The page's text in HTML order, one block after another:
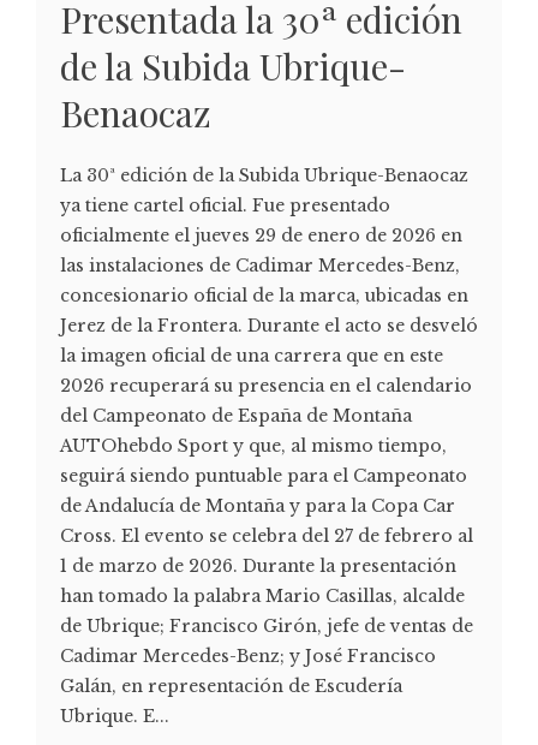
Presentada la 30ª edición
de la Subida Ubrique-
Benaocaz
La 30ª edición de la Subida Ubrique-Benaocaz
ya tiene cartel oficial. Fue presentado
oficialmente el jueves 29 de enero de 2026 en
las instalaciones de Cadimar Mercedes-Benz,
concesionario oficial de la marca, ubicadas en
Jerez de la Frontera. Durante el acto se desveló
la imagen oficial de una carrera que en este
2026 recuperará su presencia en el calendario
del Campeonato de España de Montaña
AUTOhebdo Sport y que, al mismo tiempo,
seguirá siendo puntuable para el Campeonato
de Andalucía de Montaña y para la Copa Car
Cross. El evento se celebra del 27 de febrero al
1 de marzo de 2026. Durante la presentación
han tomado la palabra Mario Casillas, alcalde
de Ubrique; Francisco Girón, jefe de ventas de
Cadimar Mercedes-Benz; y José Francisco
Galán, en representación de Escudería
Ubrique. E...